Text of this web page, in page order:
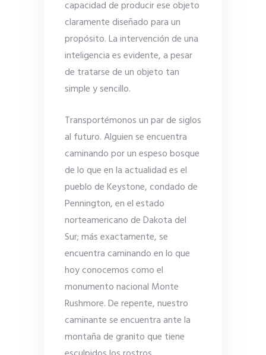
capacidad de producir ese objeto
claramente diseñado para un
propósito. La intervención de una
inteligencia es evidente, a pesar
de tratarse de un objeto tan
simple y sencillo.
Transportémonos un par de siglos
al futuro. Alguien se encuentra
caminando por un espeso bosque
de lo que en la actualidad es el
pueblo de Keystone, condado de
Pennington, en el estado
norteamericano de Dakota del
Sur; más exactamente, se
encuentra caminando en lo que
hoy conocemos como el
monumento nacional Monte
Rushmore. De repente, nuestro
caminante se encuentra ante la
montaña de granito que tiene